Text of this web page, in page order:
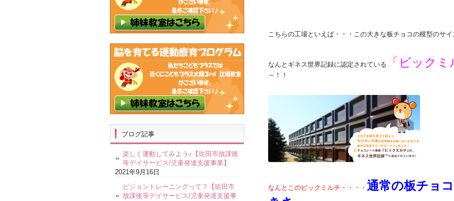
こちらの工場といえば・・・この大きな板チョコの模型のサイ
なんとギネス世界記録に認定されている 「ビックミ
～！！
なんとこのビックミルチ・・・・ 通常の板チョ
ブログ記事
楽しく運動してみよう♪【吹田市放課後
等デイサービス/児童発達支援事業】
2021年9月16日
ビジョントレーニングって？【吹田市
放課後等デイサービス/児童発達支援事